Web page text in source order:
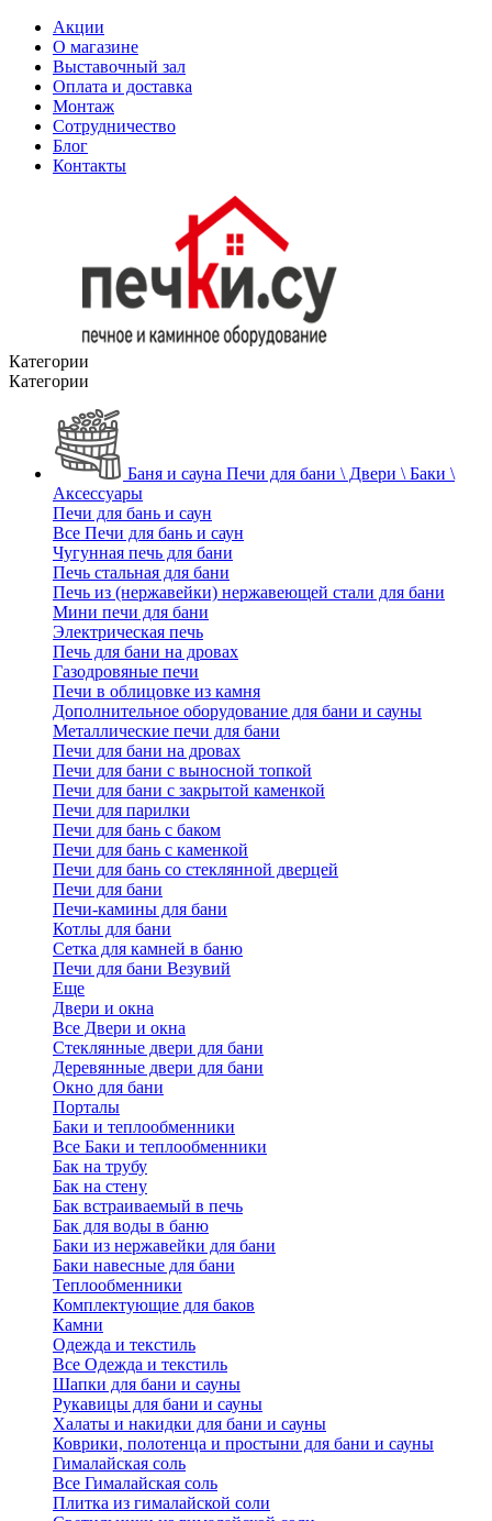
Акции
О магазине
Выставочный зал
Оплата и доставка
Монтаж
Сотрудничество
Блог
Контакты
Категории
Категории
Баня и сауна Печи для бани \ Двери \ Баки \
Аксессуары
Печи для бань и саун
Все Печи для бань и саун
Чугунная печь для бани
Печь стальная для бани
Печь из (нержавейки) нержавеющей стали для бани
Мини печи для бани
Электрическая печь
Печь для бани на дровах
Газодровяные печи
Печи в облицовке из камня
Дополнительное оборудование для бани и сауны
Металлические печи для бани
Печи для бани на дровах
Печи для бани с выносной топкой
Печи для бани с закрытой каменкой
Печи для парилки
Печи для бань с баком
Печи для бань с каменкой
Печи для бань со стеклянной дверцей
Печи для бани
Печи-камины для бани
Котлы для бани
Сетка для камней в баню
Печи для бани Везувий
Еще
Двери и окна
Все Двери и окна
Стеклянные двери для бани
Деревянные двери для бани
Окно для бани
Порталы
Баки и теплообменники
Все Баки и теплообменники
Бак на трубу
Бак на стену
Бак встраиваемый в печь
Бак для воды в баню
Баки из нержавейки для бани
Баки навесные для бани
Теплообменники
Комплектующие для баков
Камни
Одежда и текстиль
Все Одежда и текстиль
Шапки для бани и сауны
Рукавицы для бани и сауны
Халаты и накидки для бани и сауны
Коврики, полотенца и простыни для бани и сауны
Гималайская соль
Все Гималайская соль
Плитка из гималайской соли